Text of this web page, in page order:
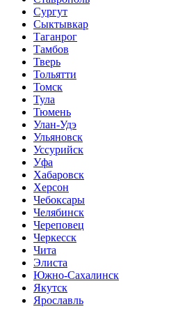
Сургут
Сыктывкар
Таганрог
Тамбов
Тверь
Тольятти
Томск
Тула
Тюмень
Улан-Удэ
Ульяновск
Уссурийск
Уфа
Хабаровск
Херсон
Чебоксары
Челябинск
Череповец
Черкесск
Чита
Элиста
Южно-Сахалинск
Якутск
Ярославль